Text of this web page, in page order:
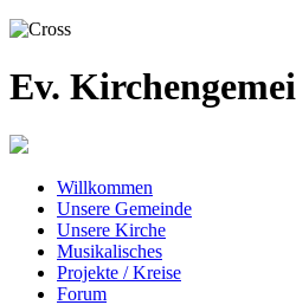
Ev.
Willkommen
Unsere Gemeinde
Unsere Kirche
Musikalisches
Projekte / Kreise
Forum